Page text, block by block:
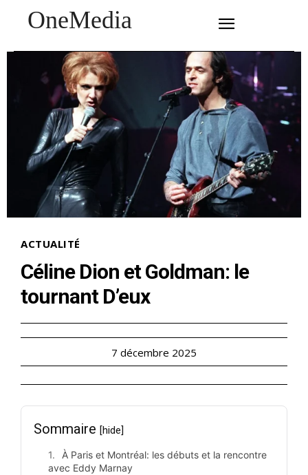
OneMedia
ACTUALITÉ
Céline Dion et Goldman: le
tournant D’eux
7 décembre 2025
Sommaire [hide]
À Paris et Montréal: les débuts et la rencontre
avec Eddy Marnay